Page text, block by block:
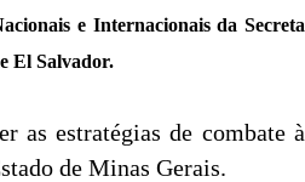
e Internacionais da
El Salvador.
as estratégias de
de Minas Gerais.